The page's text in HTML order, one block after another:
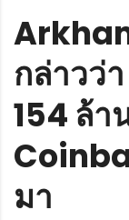
กล่าวว่
154 ล้า
มา